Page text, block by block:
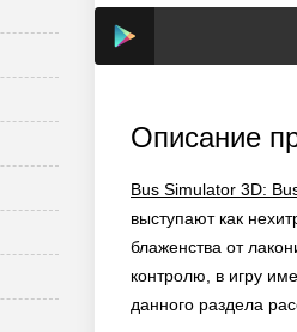
Описание
Bus Simulator 3D:
выступают как
блаженства от
контролю, в игру
данного раздела